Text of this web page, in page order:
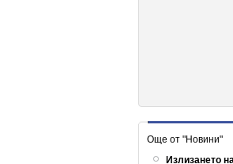
Още от "Новини"
Излизането